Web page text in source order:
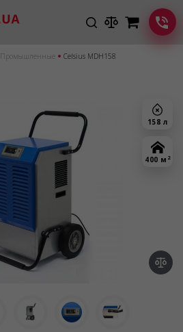
Промышленные Celsius MDH158
158 л
400 м 2